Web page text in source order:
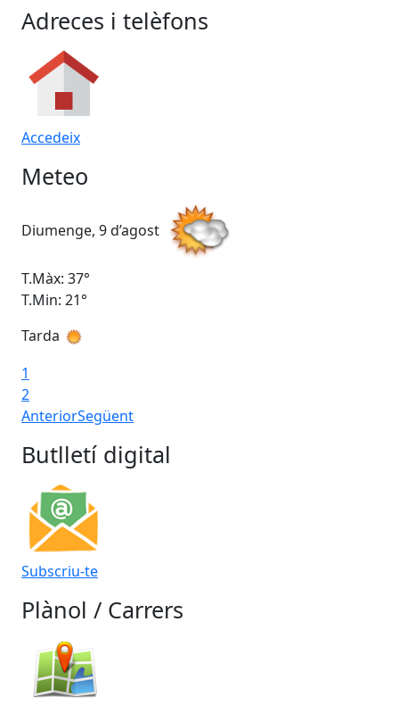
Adreces i telèfons
Accedeix
Meteo
Diumenge, 9 d’agost
T.Màx: 37°
T.Min: 21°
Tarda
1
2
AnteriorSegüent
Butlletí digital
Subscriu-te
Plànol / Carrers